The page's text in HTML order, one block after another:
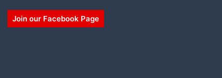
Join our Facebook Page